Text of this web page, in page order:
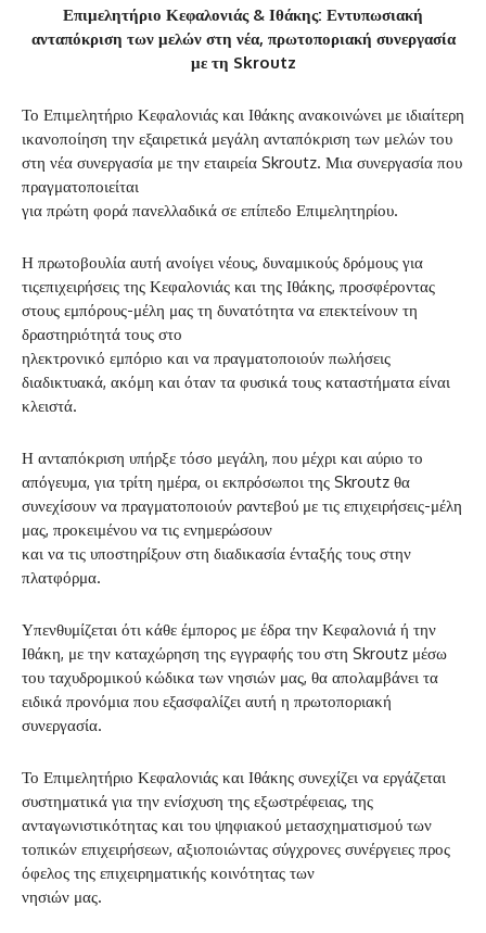
Επιμελητήριο Κεφαλονιάς & Ιθάκης: Εντυπωσιακή
ανταπόκριση των μελών στη νέα, πρωτοποριακή συνεργασία
με τη Skroutz
Το Επιμελητήριο Κεφαλονιάς και Ιθάκης ανακοινώνει με ιδιαίτερη
ικανοποίηση την εξαιρετικά μεγάλη ανταπόκριση των μελών του
στη νέα συνεργασία με την εταιρεία Skroutz. Μια συνεργασία που
πραγματοποιείται
για πρώτη φορά πανελλαδικά σε επίπεδο Επιμελητηρίου.
Η πρωτοβουλία αυτή ανοίγει νέους, δυναμικούς δρόμους για
τιςεπιχειρήσεις της Κεφαλονιάς και της Ιθάκης, προσφέροντας
στους εμπόρους-μέλη μας τη δυνατότητα να επεκτείνουν τη
δραστηριότητά τους στο
ηλεκτρονικό εμπόριο και να πραγματοποιούν πωλήσεις
διαδικτυακά, ακόμη και όταν τα φυσικά τους καταστήματα είναι
κλειστά.
Η ανταπόκριση υπήρξε τόσο μεγάλη, που μέχρι και αύριο το
απόγευμα, για τρίτη ημέρα, οι εκπρόσωποι της Skroutz θα
συνεχίσουν να πραγματοποιούν ραντεβού με τις επιχειρήσεις-μέλη
μας, προκειμένου να τις ενημερώσουν
και να τις υποστηρίξουν στη διαδικασία ένταξής τους στην
πλατφόρμα.
Υπενθυμίζεται ότι κάθε έμπορος με έδρα την Κεφαλονιά ή την
Ιθάκη, με την καταχώρηση της εγγραφής του στη Skroutz μέσω
του ταχυδρομικού κώδικα των νησιών μας, θα απολαμβάνει τα
ειδικά προνόμια που εξασφαλίζει αυτή η πρωτοποριακή
συνεργασία.
Το Επιμελητήριο Κεφαλονιάς και Ιθάκης συνεχίζει να εργάζεται
συστηματικά για την ενίσχυση της εξωστρέφειας, της
ανταγωνιστικότητας και του ψηφιακού μετασχηματισμού των
τοπικών επιχειρήσεων, αξιοποιώντας σύγχρονες συνέργειες προς
όφελος της επιχειρηματικής κοινότητας των
νησιών μας.